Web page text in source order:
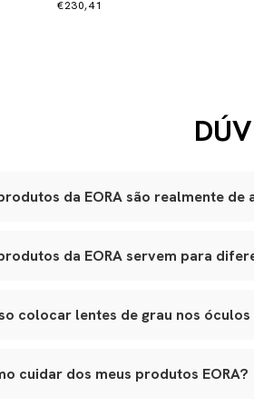
€230,41
da EORA são realmente de
acetato Mazzucchelli italiano, lentes
e metais:acabamento premium,
da EORA servem para
ao porta-joias de viagem. Tudo é
colocar lentes de grau nos óculos
óptico de confiança para aplicação das
cuidar dos meus produtos EORA?